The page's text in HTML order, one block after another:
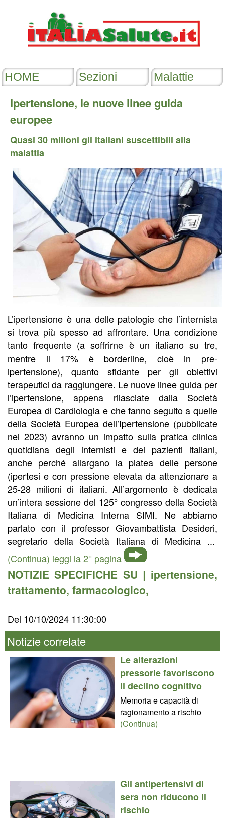
Ipertensione, le nuove linee guida
europee
Quasi 30 milioni gli italiani suscettibili alla
malattia
L’ipertensione è una delle patologie che l’internista
si trova più spesso ad affrontare. Una condizione
tanto frequente (a soffrirne è un italiano su tre,
mentre il 17% è borderline, cioè in pre-
ipertensione), quanto sfidante per gli obiettivi
terapeutici da raggiungere. Le nuove linee guida per
l’ipertensione, appena rilasciate dalla Società
Europea di Cardiologia e che fanno seguito a quelle
della Società Europea dell’Ipertensione (pubblicate
nel 2023) avranno un impatto sulla pratica clinica
quotidiana degli internisti e dei pazienti italiani,
anche perché allargano la platea delle persone
(ipertesi e con pressione elevata da attenzionare a
25-28 milioni di italiani. All’argomento è dedicata
un’intera sessione del 125° congresso della Società
Italiana di Medicina Interna SIMI. Ne abbiamo
parlato con il professor Giovambattista Desideri,
segretario della Società Italiana di Medicina ...
(Continua) leggi la 2° pagina
NOTIZIE SPECIFICHE SU | ipertensione,
trattamento, farmacologico,
Del 10/10/2024 11:30:00
Notizie correlate
Le alterazioni
pressorie favoriscono
il declino cognitivo
Memoria e capacità di
ragionamento a rischio
(Continua)
Gli antipertensivi di
sera non riducono il
rischio